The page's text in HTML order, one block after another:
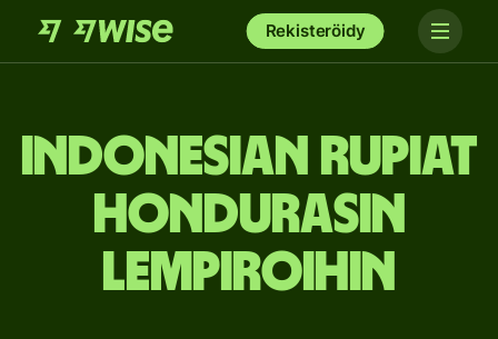
Rekisteröidy
Indonesian rupiat
Hondurasin
lempiroihin